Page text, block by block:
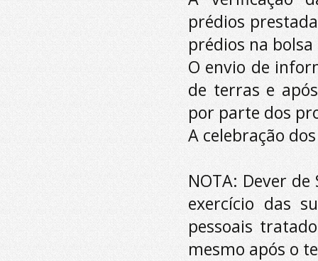
prédios
prédios na
O envio de
de terras e
por parte dos
A celebração
NOTA: Dever de
exercício das
pessoais
mesmo após o